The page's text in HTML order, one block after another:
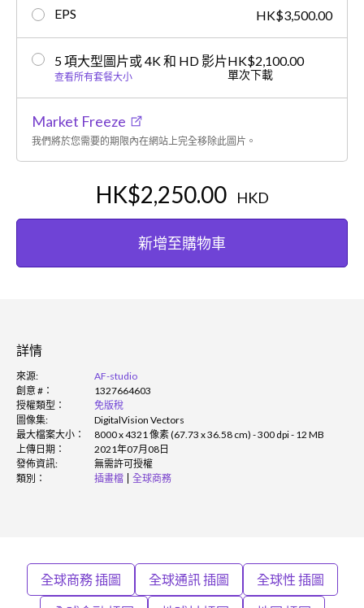
EPS HK$3,500.00
5 項大型圖片或 4K 和 HD 影片
查看所有套餐大小
HK$2,100.00
單次下載
Market Freeze
我們將於您需要的期限內在網站上完全移除此圖片。
HK$2,250.00 HKD
新增至購物車
詳情
來源:
AF-studio
創意 #：
1327664603
授權類型：
免版稅
圖像集:
DigitalVision Vectors
最大檔案大小：
8000 x 4321 像素 (67.73 x 36.58 cm) - 300 dpi - 12 MB
上傳日期：
2021年07月08日
發佈資訊:
無需許可授權
類別：
插畫檔 全球商務
全球商務 插圖 全球通訊 插圖 全球性 插圖